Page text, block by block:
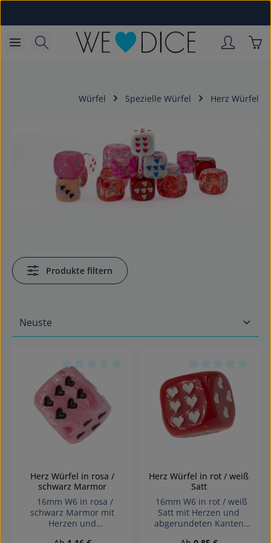
Würfel Spezielle Würfel Herz Würfel
Produkte filtern
Durchschnittliche Bewertung von 0 von 5
Herz Würfel in rosa /
schwarz Marmor
16mm W6 in rosa /
schwarz Marmor mit
Herzen und
Durchschnittliche
Herz Würfel in rot / weiß
Satt
16mm W6 in rot / weiß
Satt mit Herzen und
abgerundeten Kanten